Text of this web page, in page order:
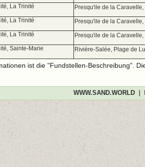
La Trinité Presqu'ile de la
La Trinité Presqu'ile de la
La Trinité Presqu'ile de la
Sainte-Marie Rivière-Salée, Plage de
ist die "Fundstellen-Beschreibung".
WWW.SAND.WORLD|